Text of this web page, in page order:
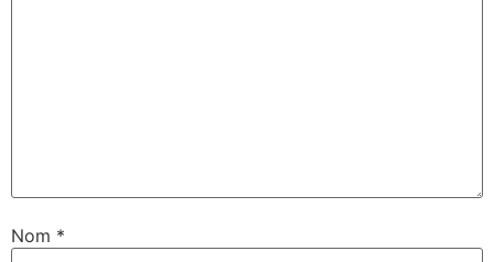
Nom *